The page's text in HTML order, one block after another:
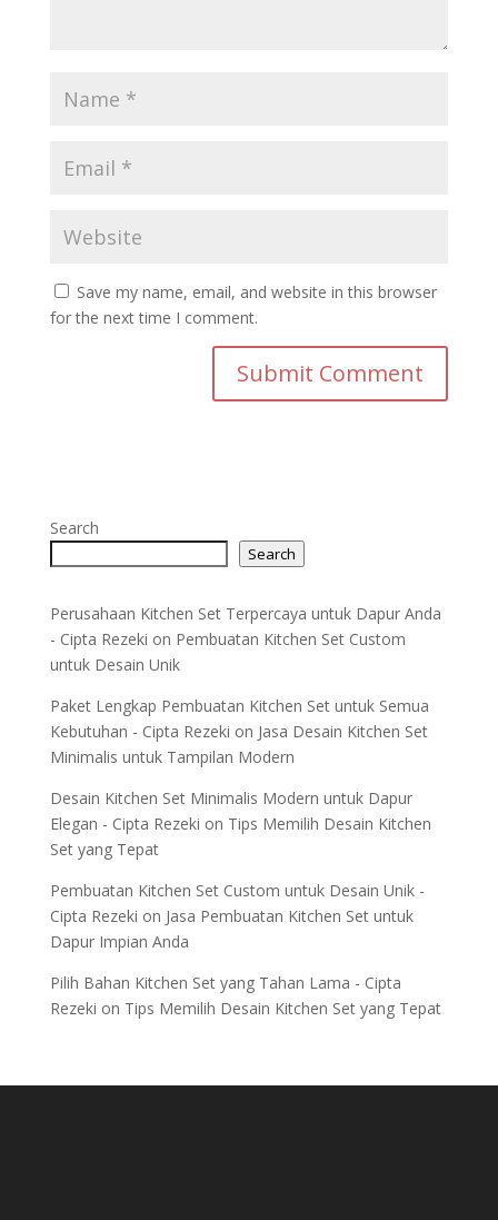
Save my name, email, and website in this browser
for the next time I comment.
Search
Search
Perusahaan Kitchen Set Terpercaya untuk Dapur Anda
- Cipta Rezeki on Pembuatan Kitchen Set Custom
untuk Desain Unik
Paket Lengkap Pembuatan Kitchen Set untuk Semua
Kebutuhan - Cipta Rezeki on Jasa Desain Kitchen Set
Minimalis untuk Tampilan Modern
Desain Kitchen Set Minimalis Modern untuk Dapur
Elegan - Cipta Rezeki on Tips Memilih Desain Kitchen
Set yang Tepat
Pembuatan Kitchen Set Custom untuk Desain Unik -
Cipta Rezeki on Jasa Pembuatan Kitchen Set untuk
Dapur Impian Anda
Pilih Bahan Kitchen Set yang Tahan Lama - Cipta
Rezeki on Tips Memilih Desain Kitchen Set yang Tepat